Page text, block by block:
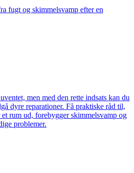
fugt og skimmelsvamp efter en
men med den rette indsats kan du
dyre reparationer. Få praktiske råd til,
rum ud, forebygger skimmelsvamp og
problemer.